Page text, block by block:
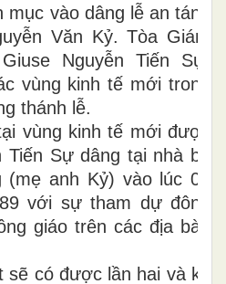
vào dâng lễ an táng
Văn Kỷ. Tòa Giám
Nguyễn Tiến Sự,
vùng kinh tế mới trong
thánh lễ.
vùng kinh tế mới được
Sự dâng tại nhà bà
(mẹ anh Kỷ) vào lúc 08
với sự tham dự đông
giáo trên các địa bàn
có được lần hai và kế